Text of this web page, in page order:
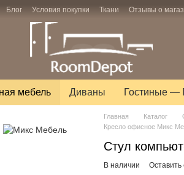
Блог Условия покупки Ткани Отзывы о
мебель Диваны Гостиные —
Главная Каталог
Кресло офисное Микс
Стул
В наличии Оставить